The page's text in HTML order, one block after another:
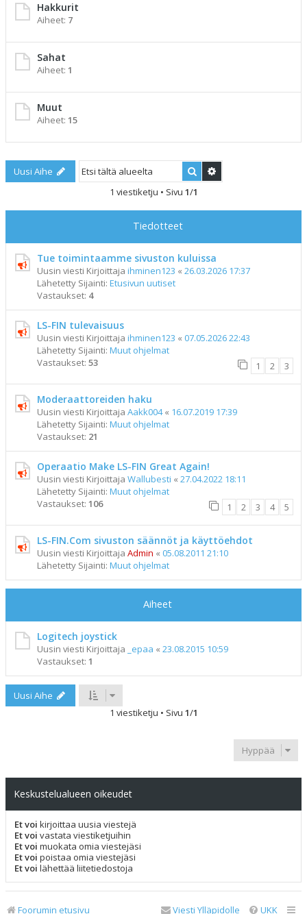
Hakkurit
Aiheet: 7
Sahat
Aiheet: 1
Muut
Aiheet: 15
Uusi Aihe Etsi
1 viestiketju • Sivu 1/1
Tiedotteet
Tue toimintaamme sivuston kuluissa
Uusin viesti Kirjoittaja ihminen123 « 26.03.2026 17:37
Lähetetty Sijainti: Etusivun uutiset
Vastaukset: 4
LS-FIN tulevaisuus
Uusin viesti Kirjoittaja ihminen123 « 07.05.2026 22:43
Lähetetty Sijainti: Muut ohjelmat
Vastaukset: 53 1 2 3
Moderaattoreiden haku
Uusin viesti Kirjoittaja Aakk004« 16.07.2019 17:39
Lähetetty Sijainti: Muut ohjelmat
Vastaukset: 21
Operaatio Make LS-FIN Great Again!
Uusin viesti Kirjoittaja Wallubesti « 27.04.2022 18:11
Lähetetty Sijainti: Muut ohjelmat
Vastaukset: 106 1 2 3 4 5
LS-FIN.Com sivuston säännöt ja käyttöehdot
Uusin viesti Kirjoittaja Admin « 05.08.2011 21:10
Lähetetty Sijainti: Muut ohjelmat
Aiheet
Logitech joystick
Uusin viesti Kirjoittaja _epaa « 23.08.2015 10:59
Vastaukset: 1
Uusi Aihe
1 viestiketju • Sivu 1/1
Hyppää
Keskustelualueen oikeudet
Et voi kirjoittaa uusia viestejä
Et voi vastata viestiketjuihin
Et voi muokata omia viestejäsi
Et voi poistaa omia viestejäsi
Et voi lähettää liitetiedostoja
Foorumin etusivu UKK
Viesti Ylläpidolle